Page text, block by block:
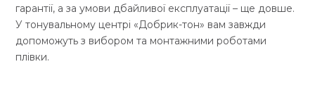
гарантії, а за умови дбайливої експлуатації – ще довше.
У тонувальному центрі «Добрик-тон» вам завжди
допоможуть з вибором та монтажними роботами
плівки.